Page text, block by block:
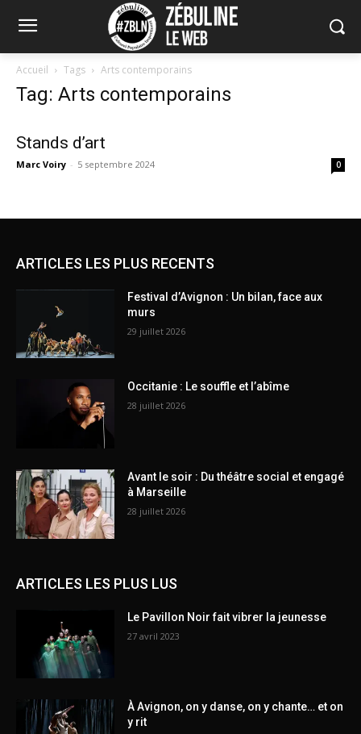
Accueil Tags Arts contemporains
Tag: Arts contemporains
Stands d’art
Marc Voiry - 5 septembre 2024 0
ARTICLES LES PLUS RECENTS
Festival d’Avignon : Un bilan, face aux
murs
29 juillet 2026
Occitanie : Le souffle et l’abîme
28 juillet 2026
Avant le soir : Du théâtre social et engagé
à Marseille
28 juillet 2026
ARTICLES LES PLUS LUS
Le Pavillon Noir fait vibrer la jeunesse
27 avril 2023
À Avignon, on y danse, on y chante… et on
y rit